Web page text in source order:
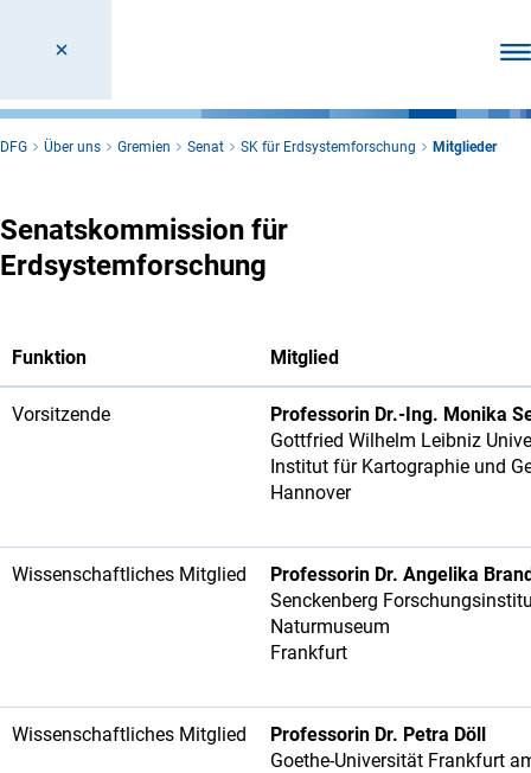
DFG Über uns Gremien Senat SK für Erdsystemforschung Mitglieder
Senatskommission für
Erdsystemforschung
Funktion Mitglied
Vorsitzende
Professorin Dr.-Ing. Monika
Gottfried Wilhelm Leibniz
Institut für Kartographie und
Hannover
Wissenschaftliches Mitglied
Professorin Dr. Angelika
Senckenberg
Naturmuseum
Frankfurt
Wissenschaftliches Mitglied
Professorin Dr. Petra Döll
Goethe-Universität Frankfurt